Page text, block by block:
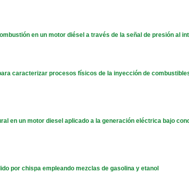
en un motor diésel a través de la señal de presión al
caracterizar procesos físicos de la inyección de
en un motor diesel aplicado a la generación eléctrica bajo
por chispa empleando mezclas de gasolina y etanol